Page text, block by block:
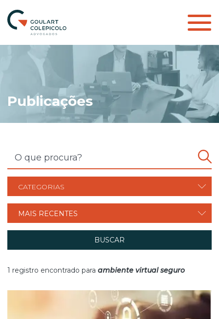
Publicações
CATEGORIAS
MAIS RECENTES
BUSCAR
1 registro encontrado para ambiente virtual seguro